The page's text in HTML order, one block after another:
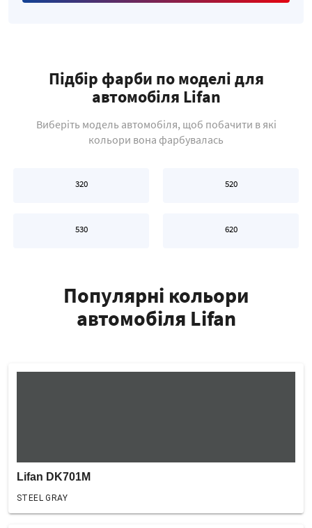
Підбір фарби по моделі для
автомобіля Lifan
Виберіть модель автомобіля, щоб побачити в які
кольори вона фарбувалась
320 520
530 620
Популярні кольори
автомобіля Lifan
Lifan DK701M
STEEL GRAY